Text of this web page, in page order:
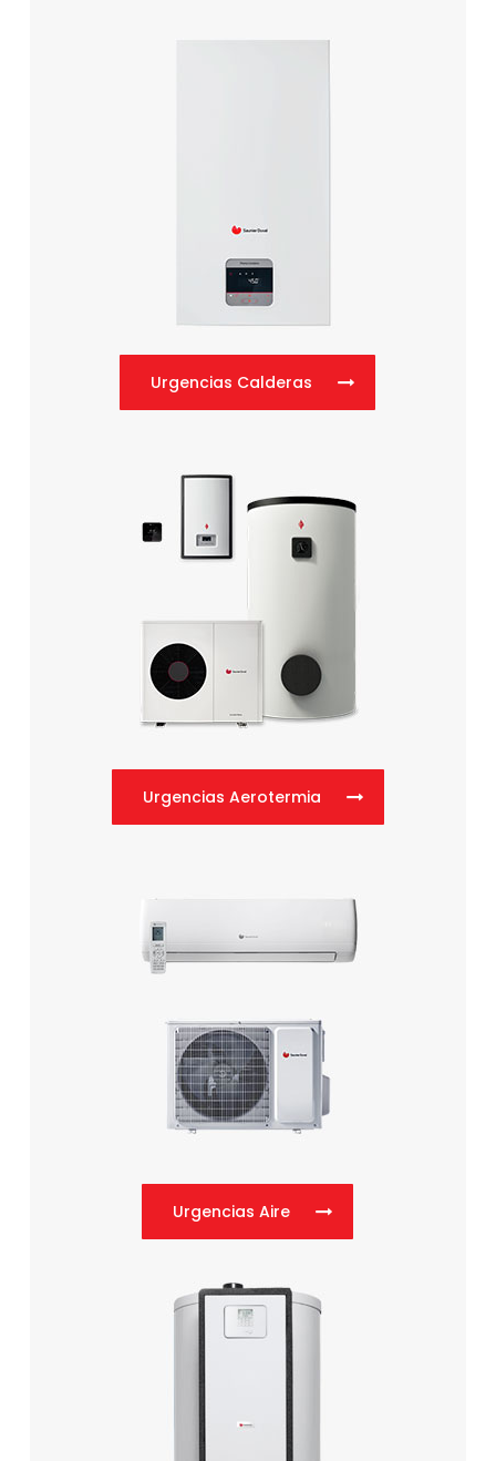
Urgencias Calderas
Urgencias Aerotermia
Urgencias Aire